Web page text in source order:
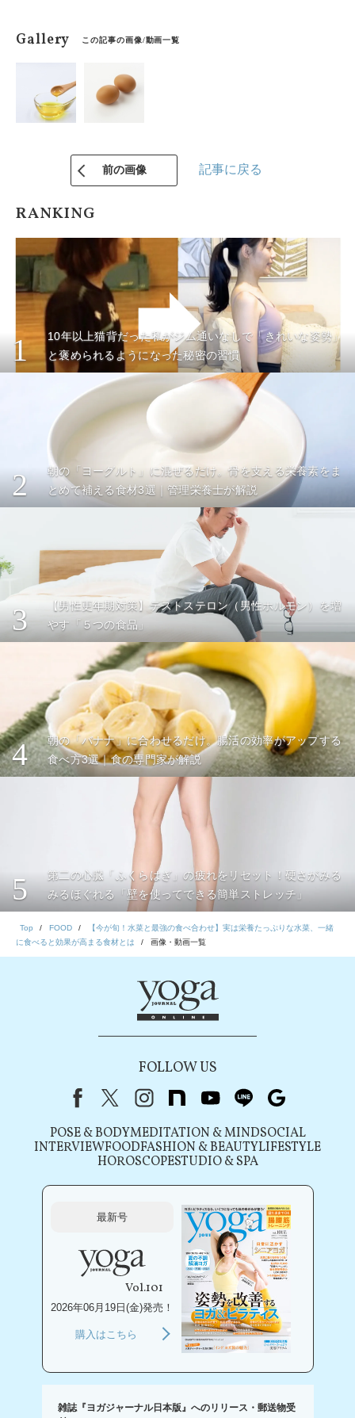
Gallery この記事の画像/動画一覧
前の画像 記事に戻る
RANKING
1
10年以上猫背だった私がジム通いなしで「きれいな姿勢」
と褒められるようになった秘密の習慣
2
朝の「ヨーグルト」に混ぜるだけ。骨を支える栄養素をま
とめて補える食材3選｜管理栄養士が解説
3
【男性更年期対策】テストステロン（男性ホルモン）を増
やす「５つの食品」
4
朝の「バナナ」に合わせるだけ。腸活の効率がアップする
食べ方3選｜食の専門家が解説
5
第二の心臓「ふくらはぎ」の疲れをリセット！硬さがみる
みるほぐれる「壁を使ってできる簡単ストレッチ」
Top FOOD
【今が旬！水菜と最強の食べ合わせ】実は栄養たっぷりな水菜、一緒
に食べると効果が高まる食材とは
画像・動画一覧
FOLLOW US
FacebookX（旧Twitter）
instagram
note youtubeline
POSE & BODYMEDITATION & MINDSOCIAL
INTERVIEWFOODFASHION & BEAUTYLIFESTYLE
HOROSCOPESTUDIO & SPA
最新号
Vol.101
2026年06月19日(金)発売！
購入はこちら
雑誌『ヨガジャーナル日本版』へのリリース・郵送物受